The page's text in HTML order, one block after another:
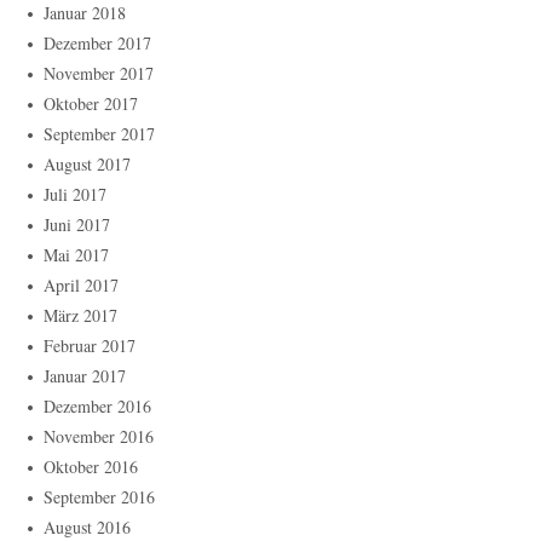
Januar 2018
Dezember 2017
November 2017
Oktober 2017
September 2017
August 2017
Juli 2017
Juni 2017
Mai 2017
April 2017
März 2017
Februar 2017
Januar 2017
Dezember 2016
November 2016
Oktober 2016
September 2016
August 2016